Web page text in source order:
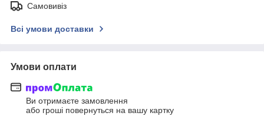
Самовивіз
Всі умови доставки
Умови оплати
Ви отримаєте замовлення
або гроші повернуться на вашу картку